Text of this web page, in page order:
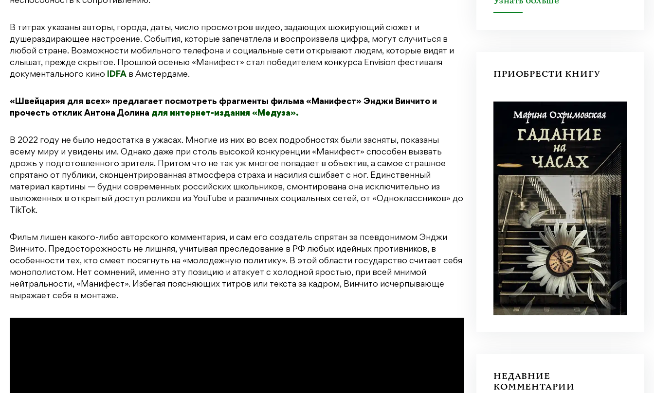
В титрах указаны авторы, города, даты, число просмотров видео, задающих шокирующий сюжет и
душераздирающее настроение. События, которые запечатлела и воспроизвела цифра, могут случиться в
любой стране. Возможности мобильного телефона и социальные сети открывают людям, которые видят и
слышат, прежде скрытое. Прошлой осенью «Манифест» стал победителем конкурса Envision фестиваля
документального кино
IDFA в Амстердаме.
«Швейцария для всех» предлагает посмотреть фрагменты фильма «Манифест» Энджи Винчито и
прочесть отклик Антона Долина для интернет-издания «Медуза».
В 2022 году не было недостатка в ужасах. Многие из них во всех подробностях были засняты, показаны
всему миру и увидены им. Однако даже при столь высокой конкуренции «Манифест» способен вызвать
дрожь у подготовленного зрителя. Притом что не так уж многое попадает в объектив, а самое страшное
спрятано от публики, сконцентрированная атмосфера страха и насилия сшибает с ног. Единственный
материал картины — будни современных российских школьников, смонтирована она исключительно из
выложенных в открытый доступ роликов из YouTube и различных социальных сетей, от «Одноклассников» до
TikTok.
Фильм лишен какого-либо авторского комментария, и сам его создатель спрятан за псевдонимом Энджи
Винчито. Предосторожность не лишняя, учитывая преследование в РФ любых идейных противников, в
особенности тех, кто смеет посягнуть на «молодежную политику». В этой области государство считает себя
монополистом. Нет сомнений, именно эту позицию и атакует с холодной яростью, при всей мнимой
нейтральности, «Манифест». Избегая поясняющих титров или текста за кадром, Винчито исчерпывающе
выражает себя в монтаже.
ПРИОБРЕСТИ КНИГУ
НЕДАВНИЕ
КОММЕНТАРИИ